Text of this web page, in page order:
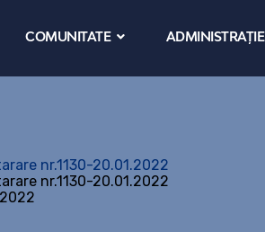
COMUNITATE ADMINISTRAȚIE
nr.1130-20.01.2022
nr.1130-20.01.2022